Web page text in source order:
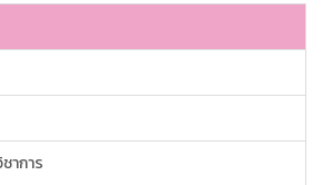
าการ